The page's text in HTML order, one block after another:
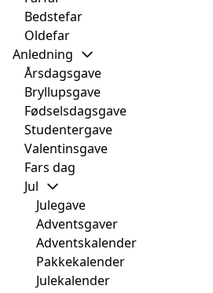
Bedstefar
Oldefar
Anledning
Årsdagsgave
Bryllupsgave
Fødselsdagsgave
Studentergave
Valentinsgave
Fars dag
Jul
Julegave
Adventsgaver
Adventskalender
Pakkekalender
Julekalender